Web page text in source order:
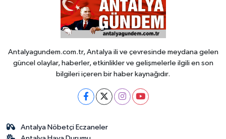
Antalyagundem.com.tr, Antalya ili ve çevresinde meydana gelen
güncel olaylar, haberler, etkinlikler ve gelişmelerle ilgili en son
bilgileri içeren bir haber kaynağıdır.
Antalya Nöbetçi Eczaneler